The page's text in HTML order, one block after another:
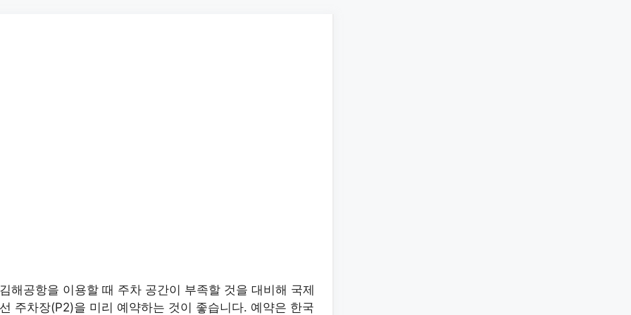
김해공항을 이용할 때 주차 공간이 부족할 것을 대비해 국제
선 주차장(P2)을 미리 예약하는 것이 좋습니다. 예약은 한국